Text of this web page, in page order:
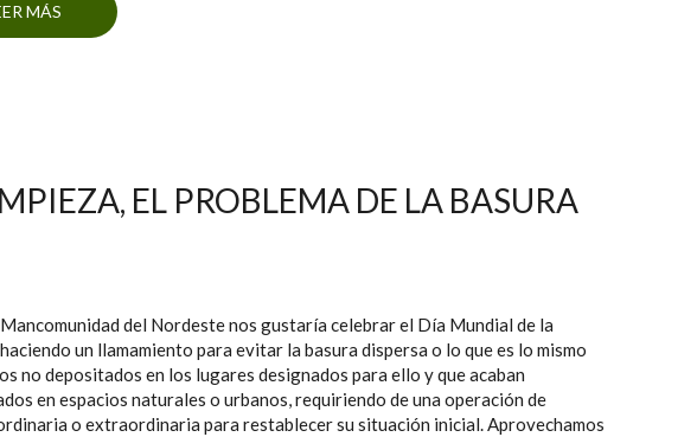
MÁS SOBRE FESTIVAL BOREAL, TACORONTE 2024
EL PROBLEMA DE LA BASURA
del Nordeste nos gustaría celebrar el Día Mundial de la
un llamamiento para evitar la basura dispersa o lo que es lo mismo
no depositados en los lugares designados para ello y que acaban
en espacios naturales o urbanos, requiriendo de una operación de
o extraordinaria para restablecer su situación inicial. Aprovechamos